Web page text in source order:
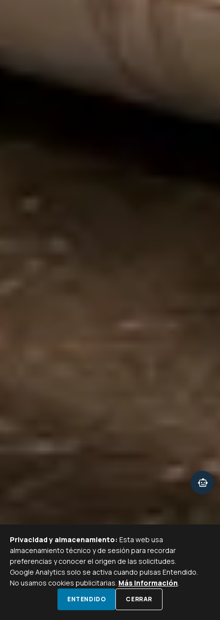
SCROLL PARA EXPLORAR
smart_toy
WHATSAPP
Privacidad y almacenamiento: Esta web usa
almacenamiento técnico y de sesión para recordar
preferencias y conocer el origen de las solicitudes.
Google Analytics solo se activa cuando pulsas Entendido.
No usamos cookies publicitarias. Más información.
ENTENDIDO CERRAR